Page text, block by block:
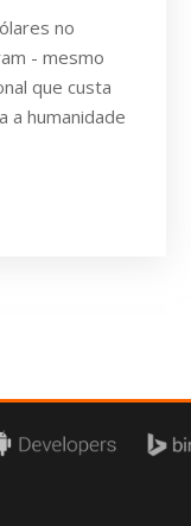
no
- mesmo
que custa
a humanidade